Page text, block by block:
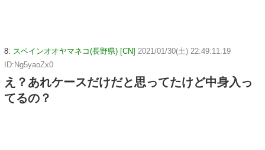
8: スペインオオヤマネコ(長野県) [CN] 2021/01/30(土) 22:49:11.19
ID:Ng5yaoZx0
え？あれケースだけだと思ってたけど中身入っ
てるの？